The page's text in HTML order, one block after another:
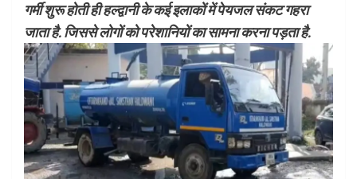
गर्मी शुरू होती ही हल्द्वानी के कई इलाकों में पेयजल संकट गहरा
जाता है. जिससे लोगों को परेशानियों का सामना करना पड़ता है.